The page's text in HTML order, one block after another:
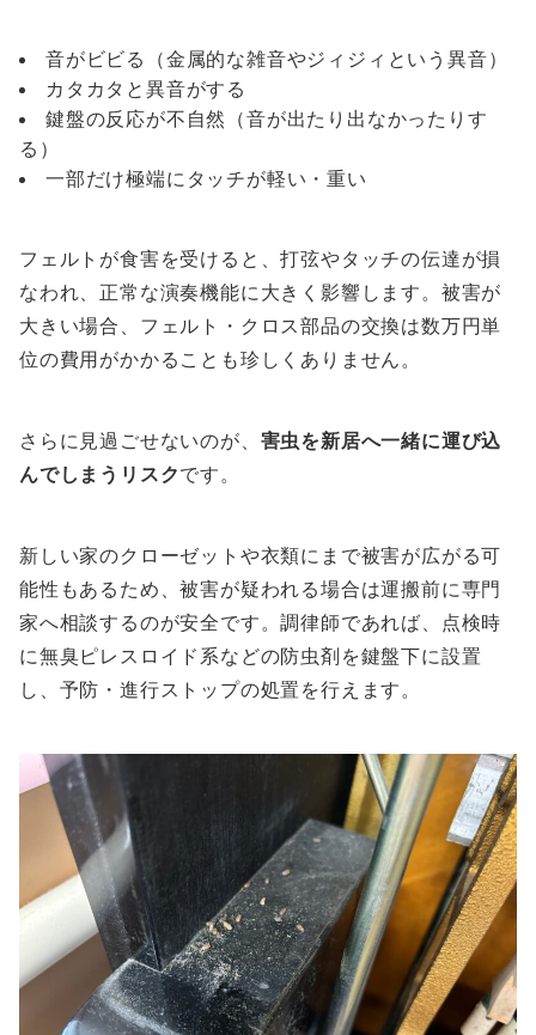
音がビビる（金属的な雑音やジィジィという異音）
カタカタと異音がする
鍵盤の反応が不自然（音が出たり出なかったりす
る）
一部だけ極端にタッチが軽い・重い
フェルトが食害を受けると、打弦やタッチの伝達が損
なわれ、正常な演奏機能に大きく影響します。被害が
大きい場合、フェルト・クロス部品の交換は数万円単
位の費用がかかることも珍しくありません。
さらに見過ごせないのが、 害虫を新居へ一緒に運び込
んでしまうリスクです。
新しい家のクローゼットや衣類にまで被害が広がる可
能性もあるため、被害が疑われる場合は運搬前に専門
家へ相談するのが安全です。調律師であれば、点検時
に無臭ピレスロイド系などの防虫剤を鍵盤下に設置
し、予防・進行ストップの処置を行えます。